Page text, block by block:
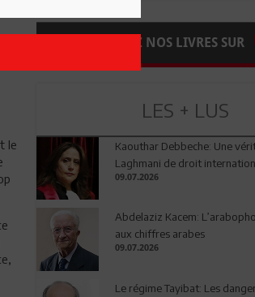
le
COMMANDEZ NOS LIVRES SUR
LES + LUS
Kaouthar Debbeche: Une
Laghmani de droit
09.07.2026
Abdelaziz Kacem:
aux chiffres arabes
09.07.2026
Le régime Tayibat: Les